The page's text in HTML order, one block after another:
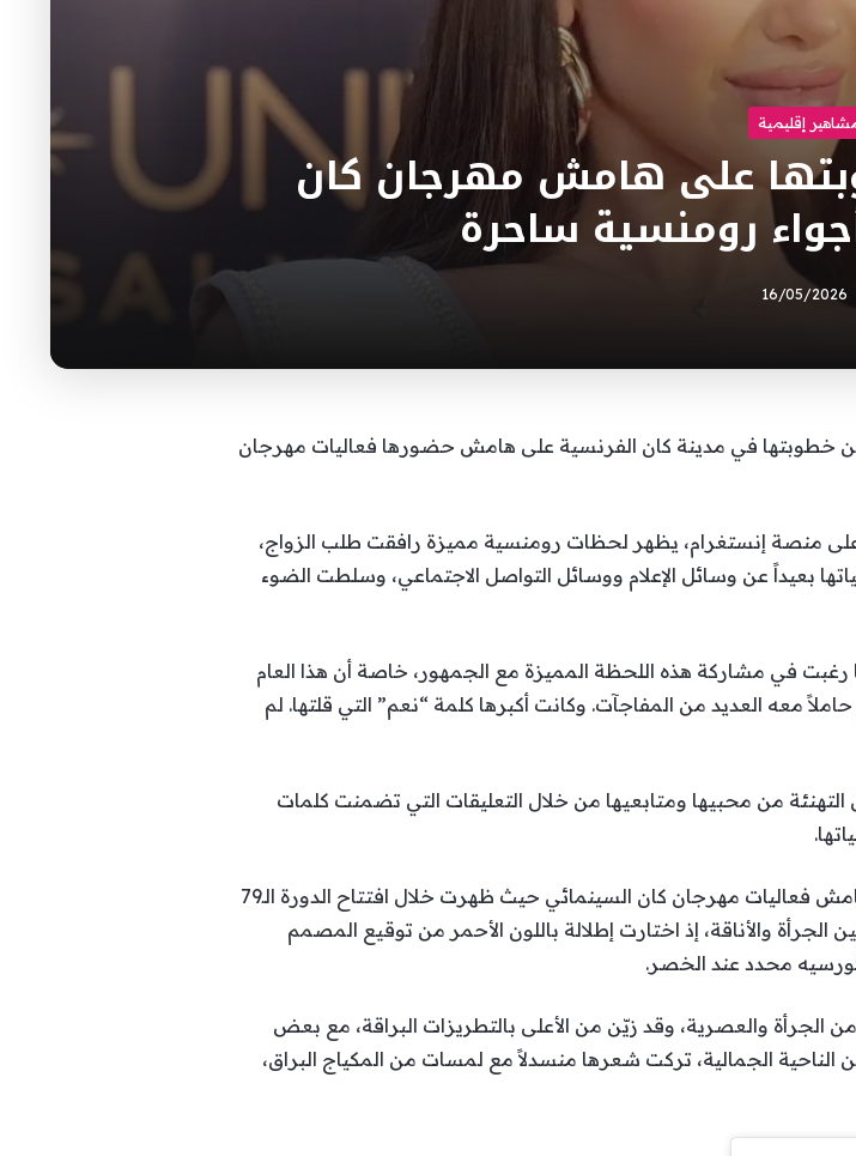
إقليمية
على هامش مهرجان كان
رومنسية ساحرة
16/05/2026
لملكة جمال لبنان عام 2022 مايا أبو الحسن خطوبتها في مدينة كان الفرنسية على هامش حضورها فعاليات مهرجان
منصة إنستغرام، يظهر لحظات رومنسية مميزة رافقت طلب الزواج،
بعيداً عن وسائل الإعلام ووسائل التواصل الاجتماعي، وسلطت الضوء
رغبت في مشاركة هذه اللحظة المميزة مع الجمهور، خاصة أن هذا العام
معه العديد من المفاجآت. وكانت أكبرها كلمة “نعم” التي قلتها. لم
من محبيها ومتابعيها من خلال التعليقات التي تضمنت كلمات
نشير إلى أنّ عرض الزواج الذي تلقته مايا أبو الحسن جاء على هامش فعاليات مهرجان كان السينمائي حيث ظهرت خلال افتتاح الدورة الـ79
2026 بإطلالة أنيقة جمعت بين الجرأة والأناقة، إذ اختارت إطلالة باللون الأحمر من توقيع المصمم
كورسيه محدد عند الخصر.
والعصرية، وقد زيّن من الأعلى بالتطريزات البراقة، مع بعض
الجمالية، تركت شعرها منسدلاً مع لمسات من المكياج البراق،